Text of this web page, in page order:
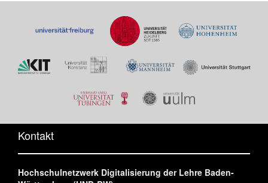
Kontakt
Hochschulnetzwerk Digitalisierung der Lehre Baden-